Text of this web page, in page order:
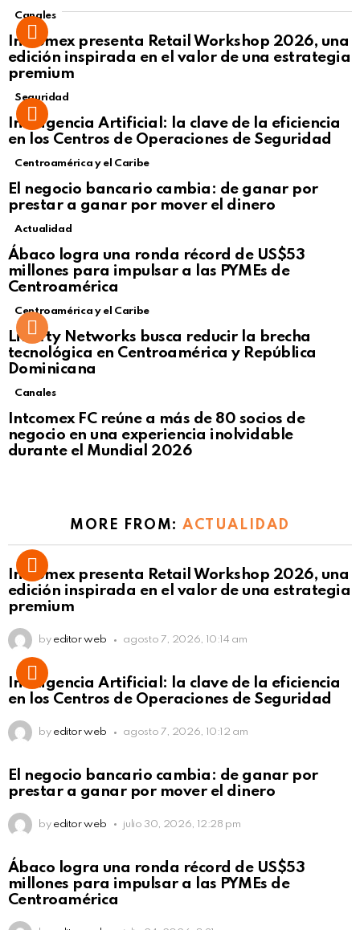
Canales
Intcomex presenta Retail Workshop 2026, una
edición inspirada en el valor de una estrategia
premium
Seguridad
Inteligencia Artificial: la clave de la eficiencia
en los Centros de Operaciones de Seguridad
Centroamérica y el Caribe
El negocio bancario cambia: de ganar por
prestar a ganar por mover el dinero
Not Safe For Work
Click to view this post
Actualidad
Ábaco logra una ronda récord de US$53
millones para impulsar a las PYMEs de
Centroamérica
Centroamérica y el Caribe
Liberty Networks busca reducir la brecha
tecnológica en Centroamérica y República
Dominicana
Canales
Intcomex FC reúne a más de 80 socios de
negocio en una experiencia inolvidable
durante el Mundial 2026
MORE FROM:ACTUALIDAD
Intcomex presenta Retail Workshop 2026, una
edición inspirada en el valor de una estrategia
premium
by editor web agosto 7, 2026, 10:14 am
Inteligencia Artificial: la clave de la eficiencia
en los Centros de Operaciones de Seguridad
by editor web agosto 7, 2026, 10:12 am
El negocio bancario cambia: de ganar por
prestar a ganar por mover el dinero
by editor web julio 30, 2026, 12:28 pm
Click to view this post
Ábaco logra una ronda récord de US$53
millones para impulsar a las PYMEs de
Centroamérica